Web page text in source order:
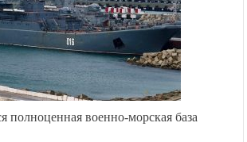
против
экс-
Франции
Николя
Саркози
полноценная военно-морская база